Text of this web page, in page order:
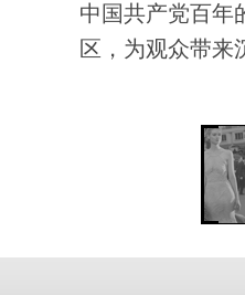
中国共产党百年
区，为观众带来